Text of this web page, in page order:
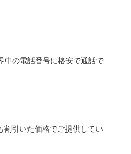
中の電話番号に格安で通話で
引いた価格でご提供してい